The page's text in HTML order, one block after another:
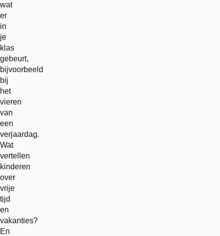
wat
er
in
je
klas
gebeurt,
bijvoorbeeld
bij
het
vieren
van
een
verjaardag.
Wat
vertellen
kinderen
over
vrije
tijd
en
vakanties?
En